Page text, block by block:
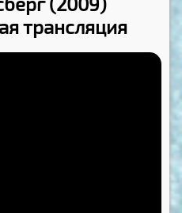
трансляция